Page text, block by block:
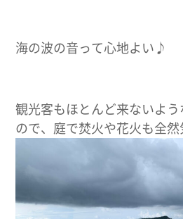
海の波の音って心地よい♪
観光客もほとんど来ないよ
ので、庭で焚火や花火も全